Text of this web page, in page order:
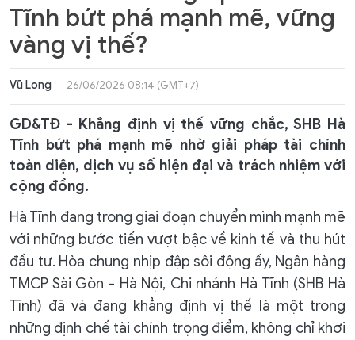
Tĩnh bứt phá mạnh mẽ, vững
vàng vị thế?
Vũ Long 26/06/2026 08:14 (GMT+7)
GD&TĐ - Khẳng định vị thế vững chắc, SHB Hà
Tĩnh bứt phá mạnh mẽ nhờ giải pháp tài chính
toàn diện, dịch vụ số hiện đại và trách nhiệm với
cộng đồng.
Hà Tĩnh đang trong giai đoạn chuyển mình mạnh mẽ
với những bước tiến vượt bậc về kinh tế và thu hút
đầu tư. Hòa chung nhịp đập sôi động ấy, Ngân hàng
TMCP Sài Gòn - Hà Nội, Chi nhánh Hà Tĩnh (SHB Hà
Tĩnh) đã và đang khẳng định vị thế là một trong
những định chế tài chính trọng điểm, không chỉ khơi